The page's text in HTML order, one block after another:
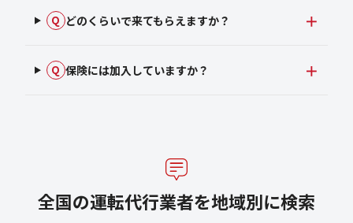
Q どのくらいで来てもらえますか？
Q 保険には加入していますか？
全国の運転代行業者を地域別に検索